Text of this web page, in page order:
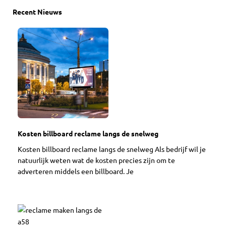
Recent Nieuws
Kosten billboard reclame langs de snelweg
Kosten billboard reclame langs de snelweg Als bedrijf wil je
natuurlijk weten wat de kosten precies zijn om te
adverteren middels een billboard. Je